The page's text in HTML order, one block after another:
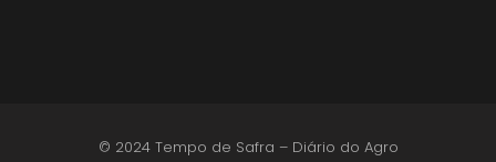
© 2024 Tempo de Safra – Diário do Agro